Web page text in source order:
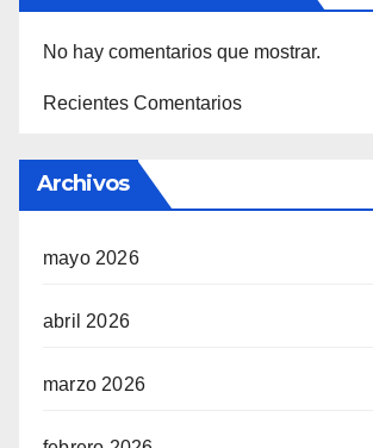
No hay comentarios que mostrar.
Recientes Comentarios
Archivos
mayo 2026
abril 2026
marzo 2026